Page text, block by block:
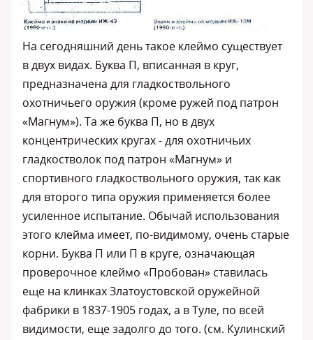
На сегодняшний день такое клеймо существует
в двух видах. Буква П, вписанная в круг,
предназначена для гладкоствольного
охотничьего оружия (кроме ружей под патрон
«Магнум»). Та же буква П, но в двух
концентрических кругах - для охотничьих
гладкостволок под патрон «Магнум» и
спортивного гладкоствольного оружия, так как
для второго типа оружия применяется более
усиленное испытание. Обычай использования
этого клейма имеет, по-видимому, очень старые
корни. Буква П или П в круге, означающая
проверочное клеймо «Пробован» ставилась
еще на клинках Златоустовской оружейной
фабрики в 1837-1905 годах, а в Туле, по всей
видимости, еще задолго до того. (см. Кулинский